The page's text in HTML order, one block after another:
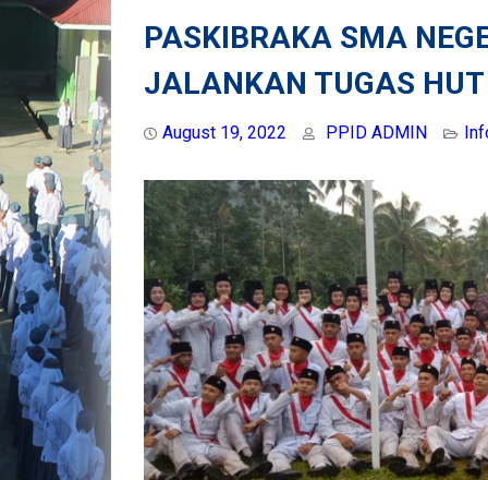
PASKIBRAKA SMA
JALANKAN TUGAS
August 19, 2022 PPID ADMIN